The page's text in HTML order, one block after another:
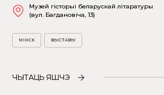
Музей гісторыі беларускай літаратуры
(вул. Багдановіча, 13)
МІНСК ВЫСТАВЫ
ЧЫТАЦЬ ЯШЧЭ